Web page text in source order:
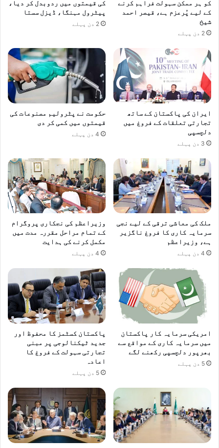
کو ہر ممکن سہولت فراہم کرنے
کے لیے پُرعزم ہے، قیصر احمد
شیخ
2 دن پہلے
کی قیمتوں میں ردوبدل کر دیا،
پیٹرول مہنگا، ڈیزل سستا
2 دن پہلے
ایران کی پاکستان کے ساتھ
تجارتی تعلقات کے فروغ میں
دلچسپی
3 دن پہلے
حکومت نے پٹرولیم مصنوعات کی
قیمتوں میں کمی کر دی
4 دن پہلے
ملک کی معاشی ترقی کے لیے نجی
سرمایہ کاری کا فروغ ناگزیر
ہے، وزیراعظم
4 دن پہلے
وزیراعظم کی نجکاری پروگرام
کے تمام مراحل مقررہ مدت میں
مکمل کرنے کی ہدایت
4 دن پہلے
امریکی سرمایہ کار پاکستان
میں سرمایہ کاری کے مواقع سے
بھرپور دلچسپی رکھنے لگے
5 دن پہلے
پاکستان کسٹمز کا محفوظ اور
جدید ٹیکنالوجی پر مبنی
تجارتی سہولت کے فروغ کا
اعادہ
5 دن پہلے